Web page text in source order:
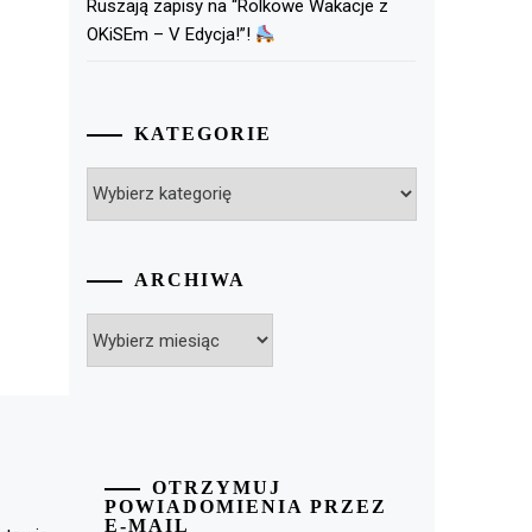
Ruszają zapisy na “Rolkowe Wakacje z
OKiSEm – V Edycja!”!
KATEGORIE
ARCHIWA
OTRZYMUJ
POWIADOMIENIA PRZEZ
E-MAIL